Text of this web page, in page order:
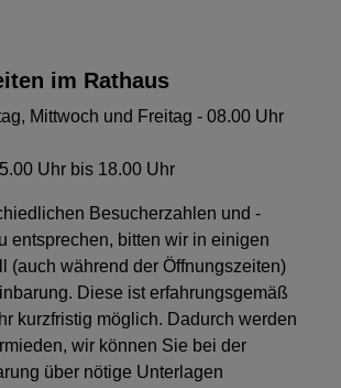
im Rathaus
Mittwoch und Freitag - 08.00 Uhr
Uhr bis 18.00 Uhr
Besucherzahlen und -
entsprechen, bitten wir in einigen
(auch während der Öffnungszeiten)
Diese ist erfahrungsgemäß
kurzfristig möglich. Dadurch werden
wir können Sie bei der
über nötige Unterlagen